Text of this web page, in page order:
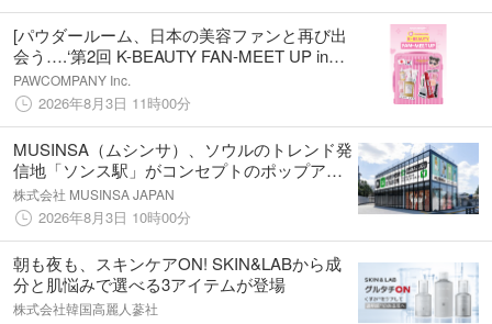
[パウダールーム、日本の美容ファンと再び出
会う….‘第2回 K-BEAUTY FAN-MEET UP in
KOREA’開催]
PAWCOMPANY Inc.
2026年8月3日 11時00分
MUSINSA（ムシンサ）、ソウルのトレンド発
信地「ソンス駅」がコンセプトのポップアッ
プ「MUSINSA STATION in Harajuku」を8月
21日(金)〜8月30日(日)の期間原宿にて開催
株式会社 MUSINSA JAPAN
2026年8月3日 10時00分
朝も夜も、スキンケアON! SKIN&LABから成
分と肌悩みで選べる3アイテムが登場
株式会社韓国高麗人蔘社